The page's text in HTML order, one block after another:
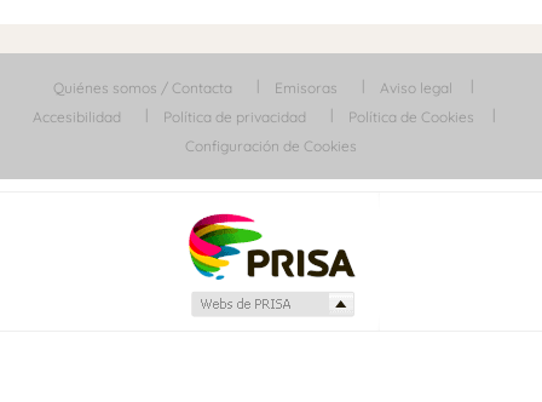
Quiénes somos / Contacta Emisoras
Aviso legal
Accesibilidad
Política de privacidad
Política de Cookies
Configuración de Cookies